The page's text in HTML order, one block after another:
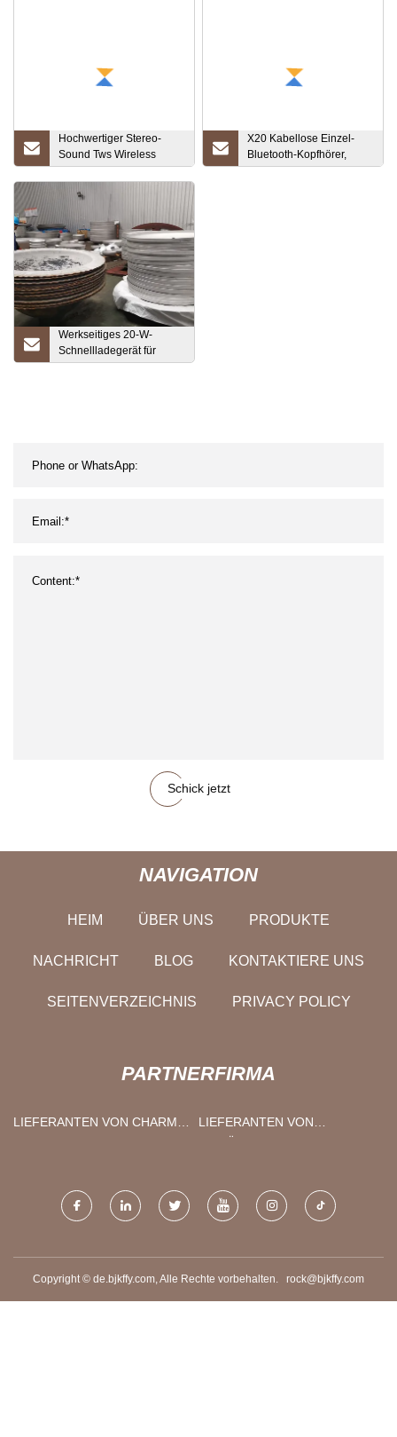
Hochwertiger Stereo-
Sound Tws Wireless
Earbuds 3 Wireless
iPhone
X20 Kabellose Einzel-
Bluetooth-Kopfhörer,
wasserdicht, Business-In-
Werkseitiges 20-W-
Schnellladegerät für
Mobiltelefone, US-
Schick jetzt
NAVIGATION
HEIM ÜBER UNS PRODUKTE
NACHRICHT BLOG KONTAKTIERE UNS
SEITENVERZEICHNIS PRIVACY POLICY
PARTNERFIRMA
LIEFERANTEN VON CHARM-
LIEFERANTEN VON
Copyright © de.bjkffy.com, Alle Rechte vorbehalten. rock@bjkffy.com